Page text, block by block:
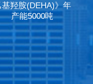
基羟胺(DEHA)》年
产能5000吨